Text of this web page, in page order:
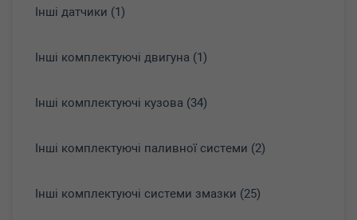
Інші датчики (1)
Інші комплектуючі двигуна (1)
Інші комплектуючі кузова (34)
Інші комплектуючі паливної системи (2)
Інші комплектуючі системи змазки (25)